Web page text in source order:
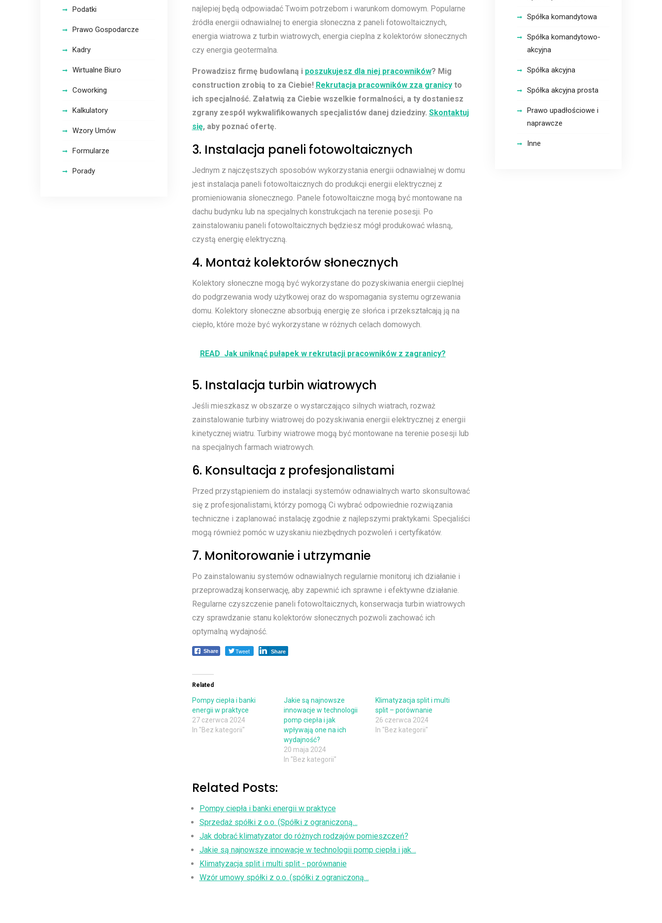
najlepiej będą odpowiadać Twoim potrzebom i warunkom domowym. Popularne
źródła energii odnawialnej to energia słoneczna z paneli fotowoltaicznych,
energia wiatrowa z turbin wiatrowych, energia cieplna z kolektorów słonecznych
czy energia geotermalna.
Prowadzisz firmę budowlaną i poszukujesz dla niej pracowników? Mig
construction zrobią to za Ciebie! Rekrutacja pracowników zza granicyto
ich specjalność. Załatwią za Ciebie wszelkie formalności, a ty dostaniesz
zgrany zespół wykwalifikowanych specjalistów danej dziedziny. Skontaktuj
się, aby poznać ofertę.
3. Instalacja paneli fotowoltaicznych
Jednym z najczęstszych sposobów wykorzystania energii odnawialnej w domu
jest instalacja paneli fotowoltaicznych do produkcji energii elektrycznej z
promieniowania słonecznego. Panele fotowoltaiczne mogą być montowane na
dachu budynku lub na specjalnych konstrukcjach na terenie posesji. Po
zainstalowaniu paneli fotowoltaicznych będziesz mógł produkować własną,
czystą energię elektryczną.
4. Montaż kolektorów słonecznych
Kolektory słoneczne mogą być wykorzystane do pozyskiwania energii cieplnej
do podgrzewania wody użytkowej oraz do wspomagania systemu ogrzewania
domu. Kolektory słoneczne absorbują energię ze słońca i przekształcają ją na
ciepło, które może być wykorzystane w różnych celach domowych.
READ Jak uniknąć pułapek w rekrutacji pracowników z zagranicy?
5. Instalacja turbin wiatrowych
Jeśli mieszkasz w obszarze o wystarczająco silnych wiatrach, rozważ
zainstalowanie turbiny wiatrowej do pozyskiwania energii elektrycznej z energii
kinetycznej wiatru. Turbiny wiatrowe mogą być montowane na terenie posesji lub
na specjalnych farmach wiatrowych.
6. Konsultacja z profesjonalistami
Przed przystąpieniem do instalacji systemów odnawialnych warto skonsultować
się z profesjonalistami, którzy pomogą Ci wybrać odpowiednie rozwiązania
techniczne i zaplanować instalację zgodnie z najlepszymi praktykami. Specjaliści
mogą również pomóc w uzyskaniu niezbędnych pozwoleń i certyfikatów.
7. Monitorowanie i utrzymanie
Po zainstalowaniu systemów odnawialnych regularnie monitoruj ich działanie i
przeprowadzaj konserwację, aby zapewnić ich sprawne i efektywne działanie.
Regularne czyszczenie paneli fotowoltaicznych, konserwacja turbin wiatrowych
czy sprawdzanie stanu kolektorów słonecznych pozwoli zachować ich
optymalną wydajność.
Share Tweet Share
Related
Pompy ciepła i banki
energii w praktyce
27 czerwca 2024
In "Bez kategorii"
Jakie są najnowsze
innowacje w technologii
pomp ciepła i jak
wpływają one na ich
wydajność?
20 maja 2024
In "Bez kategorii"
Klimatyzacja split i multi
split – porównanie
26 czerwca 2024
In "Bez kategorii"
Related Posts:
Pompy ciepła i banki energii w praktyce
Sprzedaż spółki z o.o. (Spółki z ograniczoną…
Jak dobrać klimatyzator do różnych rodzajów pomieszczeń?
Jakie są najnowsze innowacje w technologii pomp ciepła i jak…
Klimatyzacja split i multi split - porównanie
Wzór umowy spółki z o.o. (spółki z ograniczoną…
Spółka komandytowa
Spółka komandytowo-
akcyjna
Spółka akcyjna
Spółka akcyjna prosta
Prawo upadłościowe i
naprawcze
Inne
Podatki
Prawo Gospodarcze
Kadry
Wirtualne Biuro
Coworking
Kalkulatory
Wzory Umów
Formularze
Porady